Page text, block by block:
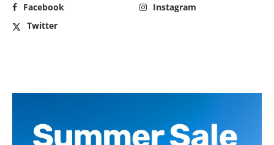
Facebook
Instagram
Twitter